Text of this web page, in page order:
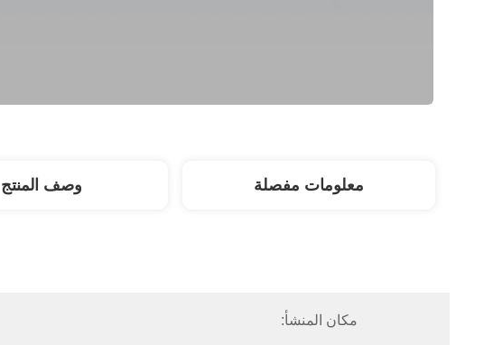
معلومات مفصلة وصف المنتج
مكان المنشأ: